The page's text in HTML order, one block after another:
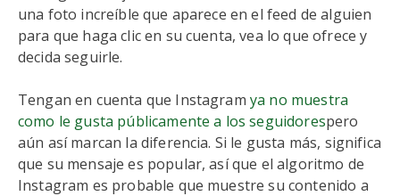
una foto increíble que aparece en el feed de alguien
para que haga clic en su cuenta, vea lo que ofrece y
decida seguirle.
Tengan en cuenta que Instagram ya no muestra
como le gusta públicamente a los seguidorespero
aún así marcan la diferencia. Si le gusta más, significa
que su mensaje es popular, así que el algoritmo de
Instagram es probable que muestre su contenido a